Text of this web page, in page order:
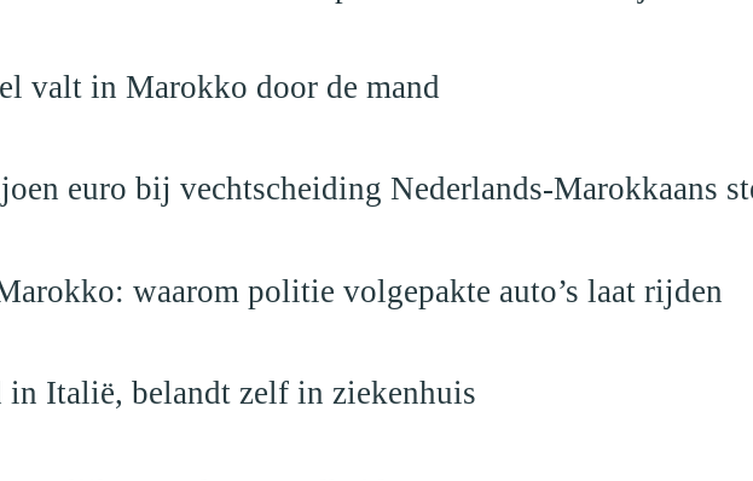
valt in Marokko door de mand
euro bij vechtscheiding Nederlands-Marokkaans
waarom politie volgepakte auto’s laat rijden
Italië, belandt zelf in ziekenhuis